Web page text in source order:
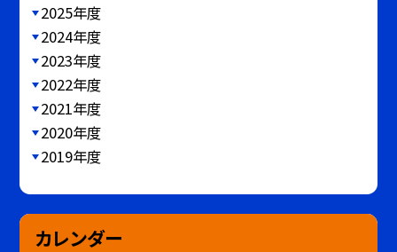
2025年度
2024年度
2023年度
2022年度
2021年度
2020年度
2019年度
カレンダー